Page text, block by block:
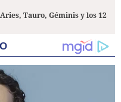
Tauro, Géminis y los 12